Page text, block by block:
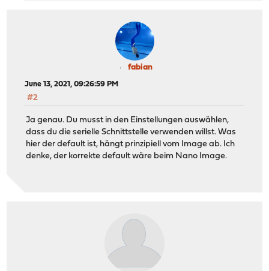
fabian
June 13, 2021, 09:26:59 PM
#2
Ja genau. Du musst in den Einstellungen auswählen,
dass du die serielle Schnittstelle verwenden willst. Was
hier der default ist, hängt prinzipiell vom Image ab. Ich
denke, der korrekte default wäre beim Nano Image.